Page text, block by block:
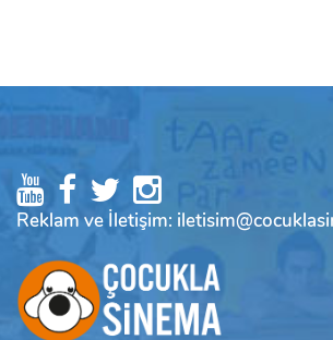
Reklam ve İletişim: